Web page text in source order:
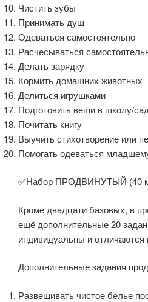
Чистить зубы
Принимать душ
Одеваться самостоятельно
Расчесываться
Делать зарядку
Кормить домашних животных
Делиться игрушками
Подготовить вещи в школу/
Почитать книгу
Выучить стихотворение или
Помогать одеваться
✅Набор ПРОДВИНУТЫЙ (40
Кроме двадцати базовых, в
ещё дополнительные 20
индивидуальны и отличаются
Дополнительные задания
Развешивать чистое белье